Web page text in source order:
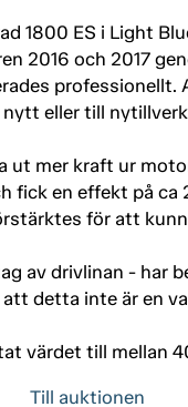
1800 ES i Light
2016 och 2017
eller till
ut mer kraft ur
en effekt på
för att
av drivlinan - har
detta inte är en
värdet till mellan
Till auktionen